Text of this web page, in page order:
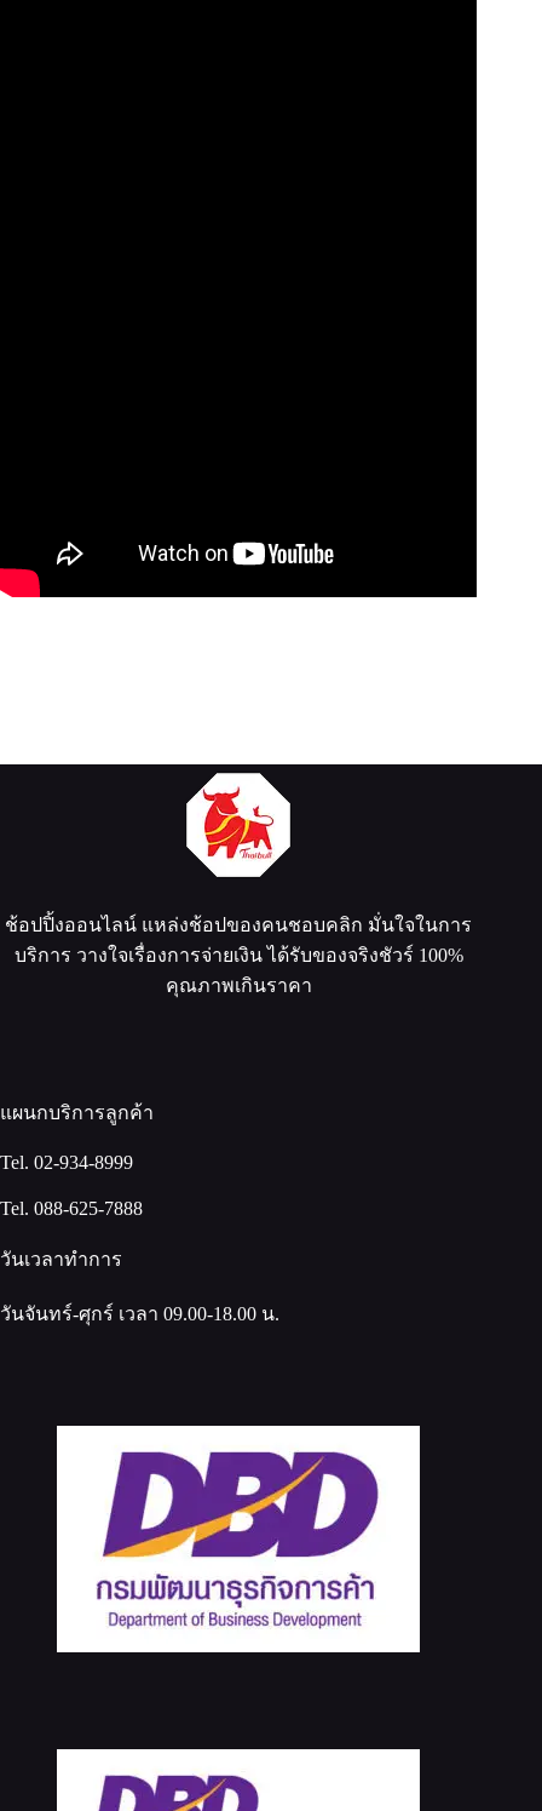
ช้อปปิ้งออนไลน์ แหล่งช้อปของคนชอบคลิก มั่นใจในการ
บริการ วางใจเรื่องการจ่ายเงิน ได้รับของจริงชัวร์ 100%
คุณภาพเกินราคา
แผนกบริการลูกค้า
Tel. 02-934-8999
Tel. 088-625-7888
วันเวลาทำการ
วันจันทร์-ศุกร์ เวลา 09.00-18.00 น.